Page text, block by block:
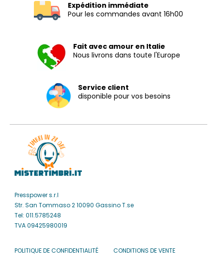
Expédition immédiate
Pour les commandes avant 16h00
Fait avec amour en Italie
Nous livrons dans toute l'Europe
Service client
disponible pour vos besoins
Presspower s.r.l
Str. San Tommaso 2 10090 Gassino T.se
Tel: 011.5785248
TVA 09425980019
POLITIQUE DE CONFIDENTIALITÉ
CONDITIONS DE VENTE